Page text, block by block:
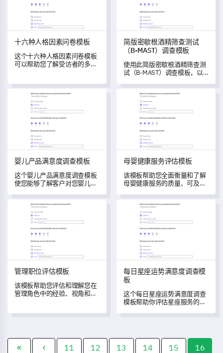
十六种人格因素问卷模板
这个十六种人格因素问卷模板
可以帮助您了解受访者的多样
简版密歇根酒精筛查测试
（B-MAST）调查模板
使用此简版密歇根酒精筛查测
试（B-MAST）调查模板，以
行为。
婴儿产品满意度调查模板
婴儿产品满意度调查模板
这个婴儿产品满意度调查模板
使您能够了解客户对您婴儿产
进的领域，以提高满意度。
母婴健康服务评估模板
母婴健康服务评估模板
该模板帮助您全面衡量和了解
母婴健康服务的质量、可及
管理职位评估模板
管理职位评估模板
该模板帮助您评估和理解您在
管理角色中的经验、视角和挑
每日星座运势满意度调查模板
每日星座运势满意度调查模
板
这个每日星座运势满意度调查
模板帮助你评估星座服务的有
11 12 13 14 15 16